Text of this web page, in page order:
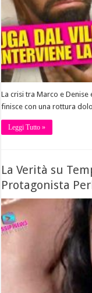
La crisi tra Marco e
finisce con una rottura
Leggi Tutto »
La Verità su
Protagonista